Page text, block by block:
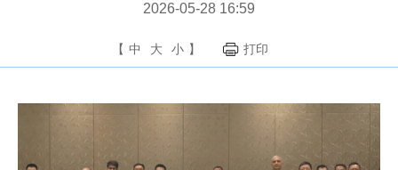
2026-05-28 16:59
【 中 大 小 】 打印